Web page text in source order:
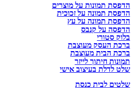
הדפסת תמונות על מוצרים
הדפסת תמונה על זכוכית
הדפסת תמונה על עץ
הדפסה על קנבס
בלוק סטורי
ברכת העסק מעוצבת
ברכת הבית מעוצבת
תמונות חיתוך לייזר
שלט לדלת בעיצוב אישי
שלטים לבית כנסת